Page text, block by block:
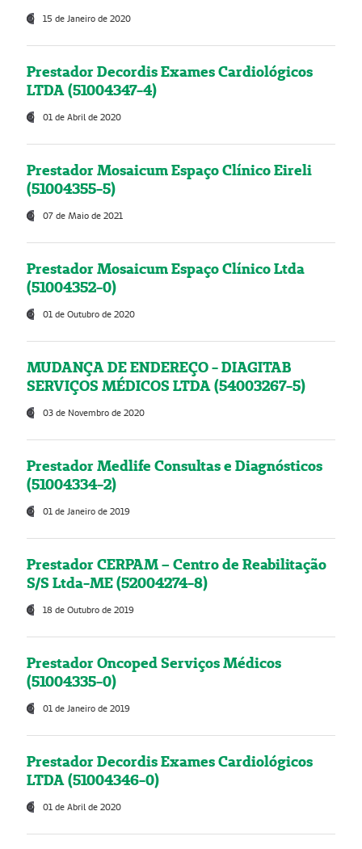
15 de Janeiro de 2020
Prestador Decordis Exames Cardiológicos
LTDA (51004347-4)
01 de Abril de 2020
Prestador Mosaicum Espaço Clínico Eireli
(51004355-5)
07 de Maio de 2021
Prestador Mosaicum Espaço Clínico Ltda
(51004352-0)
01 de Outubro de 2020
MUDANÇA DE ENDEREÇO - DIAGITAB
SERVIÇOS MÉDICOS LTDA (54003267-5)
03 de Novembro de 2020
Prestador Medlife Consultas e Diagnósticos
(51004334-2)
01 de Janeiro de 2019
Prestador CERPAM – Centro de Reabilitação
S/S Ltda-ME (52004274-8)
18 de Outubro de 2019
Prestador Oncoped Serviços Médicos
(51004335-0)
01 de Janeiro de 2019
Prestador Decordis Exames Cardiológicos
LTDA (51004346-0)
01 de Abril de 2020